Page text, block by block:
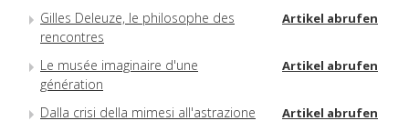
Gilles Deleuze, le philosophe des
rencontres
Artikel abrufen
Le musée imaginaire d'une
génération
Artikel abrufen
Dalla crisi della mimesi all'astrazione Artikel abrufen